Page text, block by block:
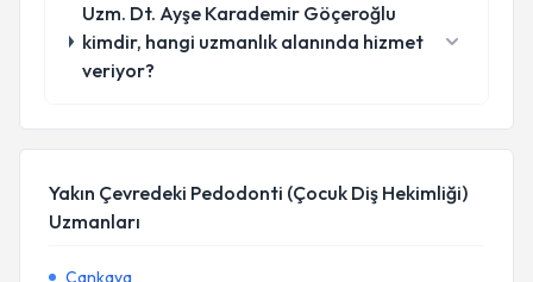
Uzm. Dt. Ayşe Karademir Göçeroğlu
kimdir, hangi uzmanlık alanında hizmet
veriyor?
Yakın Çevredeki Pedodonti (Çocuk Diş Hekimliği)
Uzmanları
Çankaya